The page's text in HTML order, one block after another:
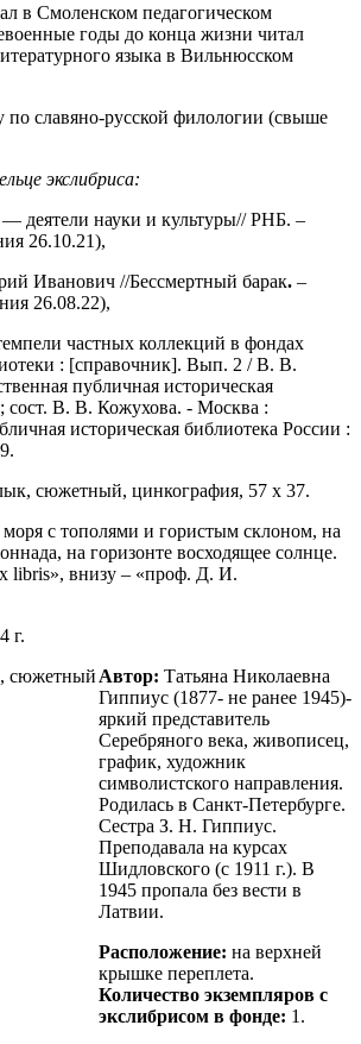
в Смоленском педагогическом
годы до конца жизни читал
языка в Вильнюсском
по славяно-русской филологии (свыше
экслибриса:
деятели науки и культуры// РНБ. –
26.10.21),
Иванович //Бессмертный барак. –
26.08.22),
частных коллекций в фондах
: [справочник]. Вып. 2 / В. В.
публичная историческая
сост. В. В. Кожухова. - Москва :
историческая библиотека России :
сюжетный, цинкография, 57 х 37.
моря с тополями и гористым склоном, на
на горизонте восходящее солнце.
libris», внизу – «проф. Д. И.
г.
Автор: Татьяна Николаевна
Гиппиус (1877- не ранее 1945)-
яркий представитель
Серебряного века, живописец,
график, художник
символистского направления.
Родилась в Санкт-Петербурге.
Сестра З. Н. Гиппиус.
Преподавала на курсах
Шидловского (с 1911 г.). В
1945 пропала без вести в
Латвии.
Расположение: на верхней
крышке переплета.
Количество экземпляров с
экслибрисом в фонде: 1.